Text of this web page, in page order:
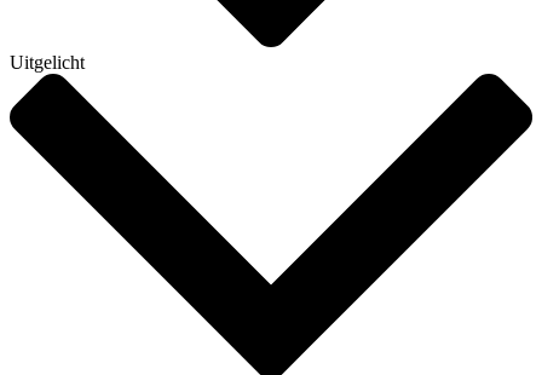
Uitgelicht